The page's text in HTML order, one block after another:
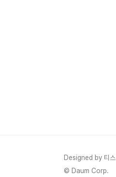
Designed by 티스
© Daum Corp.